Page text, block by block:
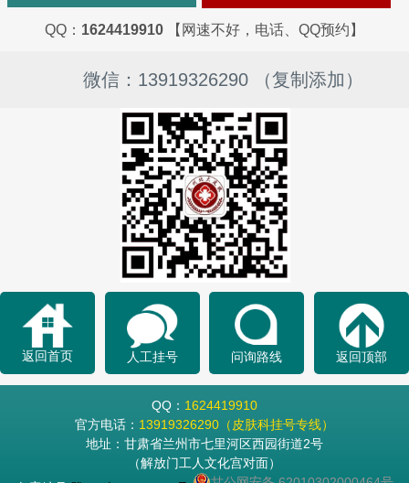
QQ： 1624419910 【网速不好，电话、QQ预约】
微信：13919326290 （复制添加）
返回首页 人工挂号 问询路线 返回顶部
QQ： 1624419910
官方电话： 13919326290（皮肤科挂号专线）
地址：甘肃省兰州市七里河区西园街道2号
（解放门工人文化宫对面）